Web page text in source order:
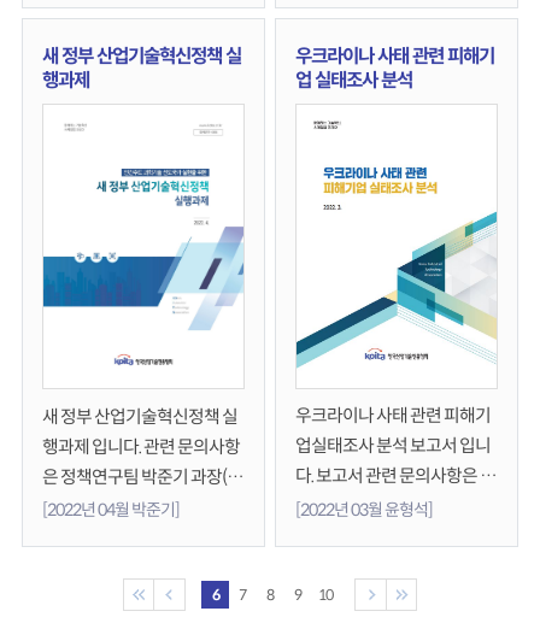
물품(연구기자재) 목록문의사
항은 전략기획본부(02-3460-
9040)로 연락주시기 바랍니
새 정부 산업기술혁신정책 실
행과제
새 정부 산업기술혁신정책 실
행과제 입니다. 관련 문의사항
은 정책연구팀 박준기 과장(9
074)에게 연락부탁드립니다.
[2022년 04월 박준기]
우크라이나 사태 관련 피해기
업 실태조사 분석
우크라이나 사태 관련 피해기
업실태조사 분석 보고서 입니
다. 보고서 관련 문의사항은 정
책연구팀윤형석 대리(02-346
[2022년 03월 윤형석]
6 7 8 9 10